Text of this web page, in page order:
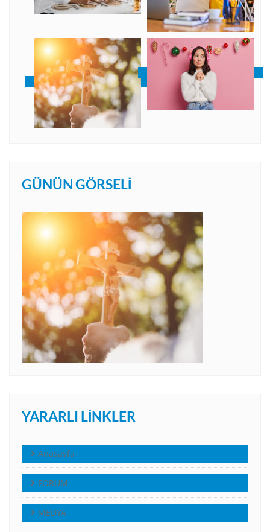
GÜNÜN GÖRSELI
YARARLI LINKLER
Anasayfa
FORUM
MEDYA